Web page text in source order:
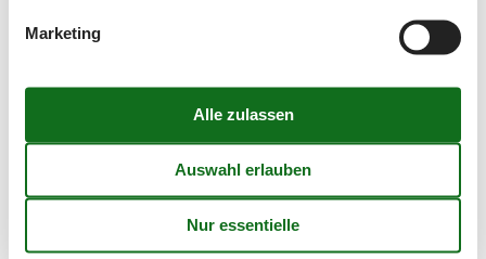
Ausgehend von der Unterkunft z. B. dem Ferienhaus in
Kühlungsborn Ost können auch zahlreiche Ausflüge in die
können die Orte in der Umgebung z. B. Rerik, der Bastorfer
Leuchtturm oder auch das bereits erwähnte Heiligendamm
Etwas weiter entfernt aber immer noch ideal für einen
Tagesausflug liegt die Hansestadt Rostock. In ihr werden die
Marketing